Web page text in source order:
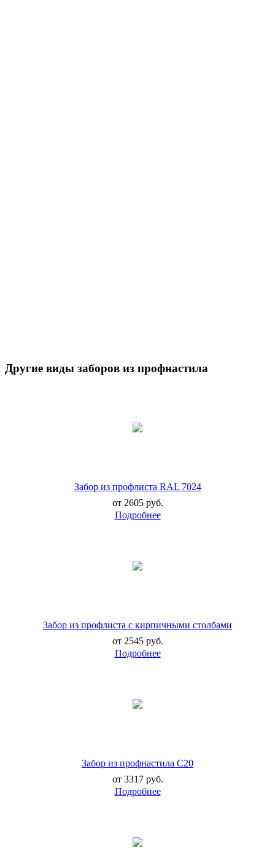
Другие виды заборов из профнастила
Забор из профлиста RAL 7024
от 2605 руб.
Забор из профлиста с кирпичными столбами
от 2545 руб.
Забор из профнастила C20
от 3317 руб.